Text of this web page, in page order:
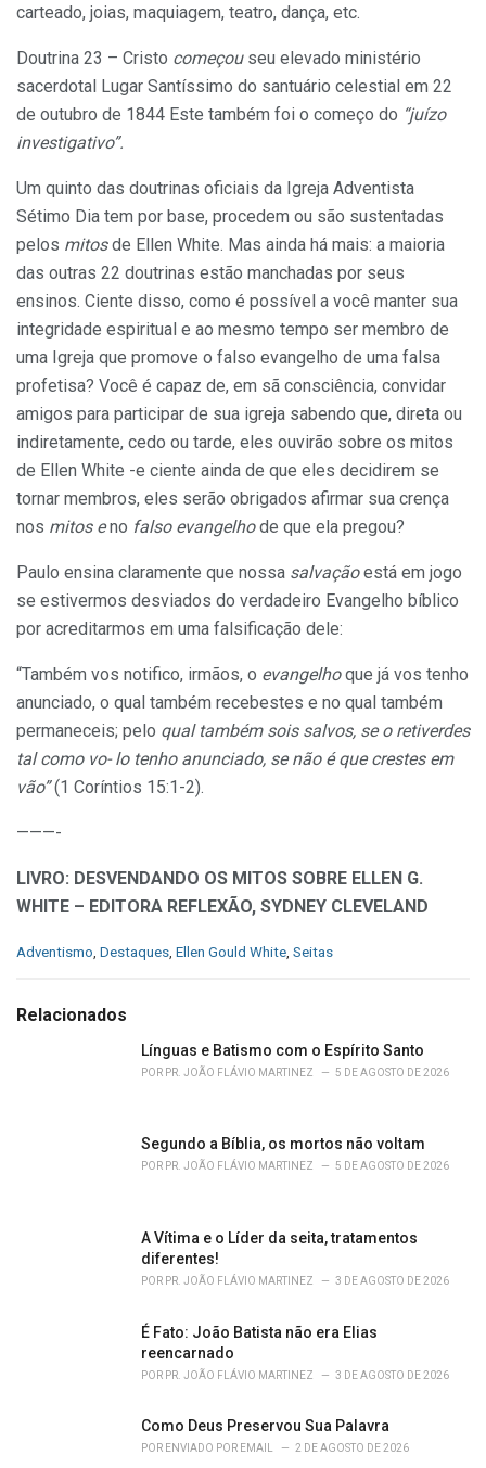
carteado, joias, maquiagem, teatro, dança, etc.
Doutrina 23 – Cristo começouseu elevado ministério
sacerdotal Lugar Santíssimo do santuário celestial em 22
de outubro de 1844 Este também foi o começo do “juízo
investigativo”.
Um quinto das doutrinas oficiais da Igreja Adventista
Sétimo Dia tem por base, procedem ou são sustentadas
pelos mitosde Ellen White. Mas ainda há mais: a maioria
das outras 22 doutrinas estão manchadas por seus
ensinos. Ciente disso, como é possível a você manter sua
integridade espiritual e ao mesmo tempo ser membro de
uma Igreja que promove o falso evangelho de uma falsa
profetisa? Você é capaz de, em sã consciência, convidar
amigos para participar de sua igreja sabendo que, direta ou
indiretamente, cedo ou tarde, eles ouvirão sobre os mitos
de Ellen White -e ciente ainda de que eles decidirem se
tornar membros, eles serão obrigados afirmar sua crença
nos mitos eno falso evangelhode que ela pregou?
Paulo ensina claramente que nossa salvaçãoestá em jogo
se estivermos desviados do verdadeiro Evangelho bíblico
por acreditarmos em uma falsificação dele:
“Também vos notifico, irmãos, o evangelhoque já vos tenho
anunciado, o qual também recebestes e no qual também
permaneceis; pelo qual também sois salvos, se o retiverdes
tal como vo- lo tenho anunciado, se não é que crestes em
vão”(1 Coríntios 15:1-2).
———-
LIVRO: DESVENDANDO OS MITOS SOBRE ELLEN G.
WHITE – EDITORA REFLEXÃO, SYDNEY CLEVELAND
C
e
Adventismo, Destaques, Ellen Gould White, Seitas
Relacionados
Línguas e Batismo com o Espírito Santo
POR PR. JOÃO FLÁVIO MARTINEZ 5 DE AGOSTO DE 2026
Segundo a Bíblia, os mortos não voltam
POR PR. JOÃO FLÁVIO MARTINEZ 5 DE AGOSTO DE 2026
A Vítima e o Líder da seita, tratamentos
diferentes!
POR PR. JOÃO FLÁVIO MARTINEZ 3 DE AGOSTO DE 2026
É Fato: João Batista não era Elias
reencarnado
POR PR. JOÃO FLÁVIO MARTINEZ 3 DE AGOSTO DE 2026
Como Deus Preservou Sua Palavra
POR ENVIADO POR EMAIL 2 DE AGOSTO DE 2026